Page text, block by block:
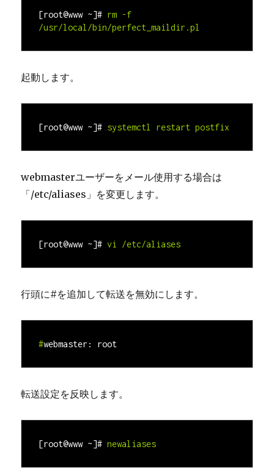
[root@www ~]# rm -f
/usr/local/bin/perfect_maildir.pl
起動します。
[root@www ~]# systemctl restart postfix
webmasterユーザーをメール使用する場合は
「/etc/aliases」を変更します。
[root@www ~]# vi /etc/aliases
行頭に#を追加して転送を無効にします。
#webmaster: root
転送設定を反映します。
[root@www ~]# newaliases